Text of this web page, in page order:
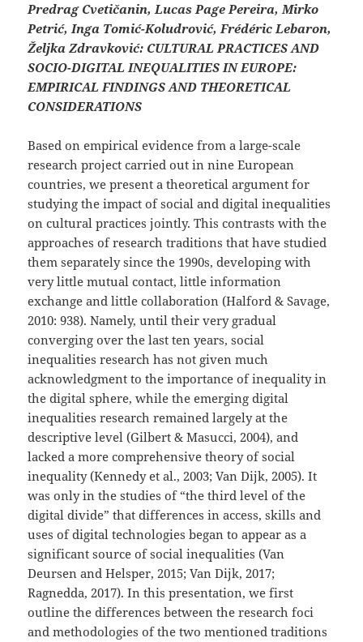
Predrag Cvetičanin, Lucas Page Pereira, Mirko
Petrić, Inga Tomić-Koludrović, Frédéric Lebaron,
Željka Zdravković: CULTURAL PRACTICES AND
SOCIO-DIGITAL INEQUALITIES IN EUROPE:
EMPIRICAL FINDINGS AND THEORETICAL
CONSIDERATIONS
Based on empirical evidence from a large-scale
research project carried out in nine European
countries, we present a theoretical argument for
studying the impact of social and digital inequalities
on cultural practices jointly. This contrasts with the
approaches of research traditions that have studied
them separately since the 1990s, developing with
very little mutual contact, little information
exchange and little collaboration (Halford & Savage,
2010: 938). Namely, until their very gradual
converging over the last ten years, social
inequalities research has not given much
acknowledgment to the importance of inequality in
the digital sphere, while the emerging digital
inequalities research remained largely at the
descriptive level (Gilbert & Masucci, 2004), and
lacked a more comprehensive theory of social
inequality (Kennedy et al., 2003; Van Dijk, 2005). It
was only in the studies of “the third level of the
digital divide” that differences in access, skills and
uses of digital technologies began to appear as a
significant source of social inequalities (Van
Deursen and Helsper, 2015; Van Dijk, 2017;
Ragnedda, 2017). In this presentation, we first
outline the differences between the research foci
and methodologies of the two mentioned traditions